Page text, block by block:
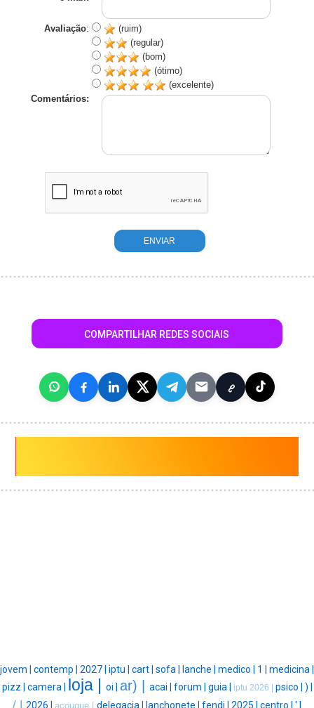
Avaliação:
(ruim)
(regular)
(bom)
(ótimo)
(excelente)
Comentários:
COMPARTILHAR REDES SOCIAIS
jovem | contemp | 2027 | iptu | cart | sofa | lanche | medico | 1 | medicina |
pizz | camera | loja | oi | ar) | acai | forum | guia | iptu 2026 | psico | ) |
/ | 2026 | acougue | delegacia | lanchonete | fendi | 2025 | centro | ' |